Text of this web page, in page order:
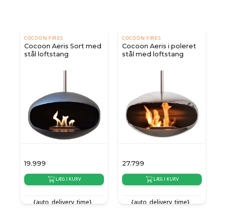
COCOON FIRES
Cocoon Aeris Sort med
stål loftstang
19.999
LÆG I KURV
{auto_delivery_time}
COCOON FIRES
Cocoon Aeris i poleret
stål med loftstang
27.799
LÆG I KURV
{auto_delivery_time}